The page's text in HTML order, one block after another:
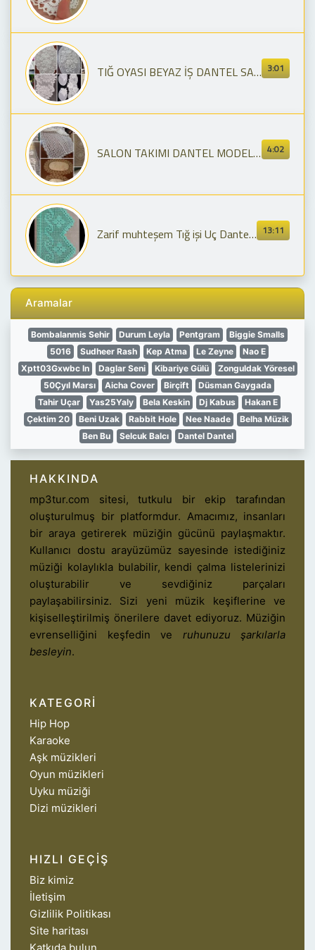
3:01
TIĞ OYASI BEYAZ İŞ DANTEL SALON TAKIMI MODELLERİ 👌👌 HİÇ BİR YERDE GÖRMEDİĞİNİZ DANTEL ÖRNEKLERİ 👌
4:02
SALON TAKIMI DANTEL MODELLERİ || GÖRENİN HAYRAN KALDIĞI TIĞ İŞİ DANTEL MODELLERİ || RUNNER DANTEL
13:11
Zarif muhteşem Tığ işi Uç Dantel Modeli Örnekleri Crochet #crochet #dantel #dantelmodelleri
Aramalar
Bombalanmis Sehir Durum Leyla Pentgram
Biggie Smalls
5016
Sudheer Rash Kep Atma Le Zeyne
Nao E
Xptt03Gxwbc In
Daglar Seni Kibariye Gülü
Zonguldak Yöresel
50Çyıl Marsı
Aicha Cover Birçift
Düsman Gaygada
Tahir Uçar
Yas25Yaly Bela Keskin Dj Kabus
Hakan E
Çektim 20
Beni Uzak Rabbit Hole Nee Naade
Belha Müzik
Ben Bu
Selcuk Balcı Dantel Dantel
HAKKINDA
mp3tur.com sitesi, tutkulu bir ekip tarafından
oluşturulmuş bir platformdur. Amacımız, insanları
bir araya getirerek müziğin gücünü paylaşmaktır.
Kullanıcı dostu arayüzümüz sayesinde istediğiniz
müziği kolaylıkla bulabilir, kendi çalma listelerinizi
oluşturabilir ve sevdiğiniz parçaları
paylaşabilirsiniz. Sizi yeni müzik keşiflerine ve
kişiselleştirilmiş önerilere davet ediyoruz. Müziğin
evrenselliğini keşfedin ve ruhunuzu şarkılarla
besleyin.
KATEGORI
Hip Hop
Karaoke
Aşk müzikleri
Oyun müzikleri
Uyku müziği
Dizi müzikleri
HIZLI GEÇIŞ
Biz kimiz
İletişim
Gizlilik Politikası
Site haritası